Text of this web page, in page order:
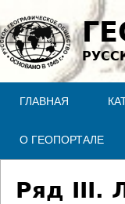
ГЛАВНАЯ
О ГЕОПОРТАЛЕ
Ряд III.